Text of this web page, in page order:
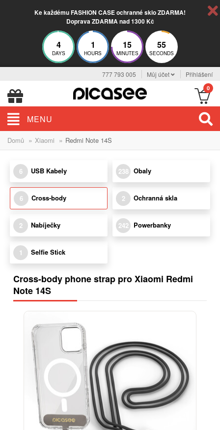
Ke každému FASHION CASE ochranné sklo ZDARMA!
Doprava ZDARMA nad 1300 Kč
4
DAYS
1
HOURS
15
MINUTES
54
SECONDS
777 793 005 Můj účet Přihlášení
0
MENU
Domů » Xiaomi » Redmi Note 14S
6 USB Kabely 238 Obaly
6 Cross-body 2 Ochranná skla
2 Nabíječky 242 Powerbanky
1 Selfie Stick
Cross-body phone strap pro Xiaomi Redmi
Note 14S